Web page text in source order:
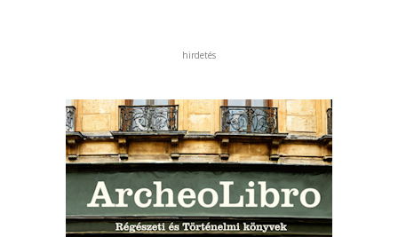
hirdetés